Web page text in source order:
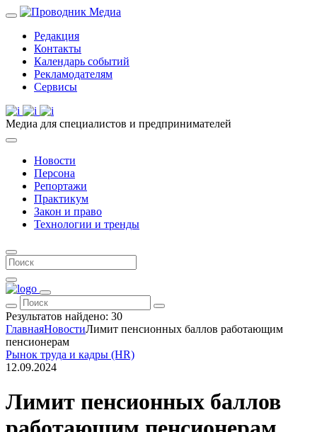
Редакция
Контакты
Календарь событий
Рекламодателям
Сервисы
Медиа для специалистов и предпринимателей
Новости
Персона
Репортажи
Практикум
Закон и право
Технологии и тренды
Результатов найдено: 30
ГлавнаяНовостиЛимит пенсионных баллов работающим
пенсионерам
Рынок труда и кадры (HR)
12.09.2024
Лимит пенсионных баллов